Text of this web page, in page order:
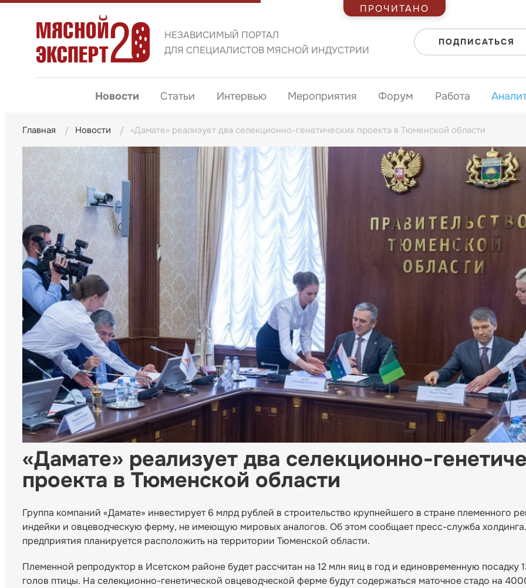
НЕЗАВИСИМЫЙ ПОРТАЛ
ДЛЯ СПЕЦИАЛИСТОВ МЯСНОЙ ИНДУСТРИИ
ПОДПИСАТЬСЯ
Новости Статьи Интервью Мероприятия Форум Работа
Главная Новости «Дамате» реализует два селекционно-генетических проекта в Тюменской области
«Дамате» реализует два селекционно-
проекта в Тюменской области
Группа компаний «Дамате» инвестирует 6 млрд рублей в строительство крупнейшего в стране племенного
индейки и овцеводческую ферму, не имеющую мировых аналогов. Об этом сообщает пресс-служба
предприятия планируется расположить на территории Тюменской области.
Племенной репродуктор в Исетском районе будет рассчитан на 12 млн яиц в год и единовременную посадку
голов птицы. На селекционно-генетической овцеводческой ферме будут содержаться маточное стадо на
ПРОЧИТАНО